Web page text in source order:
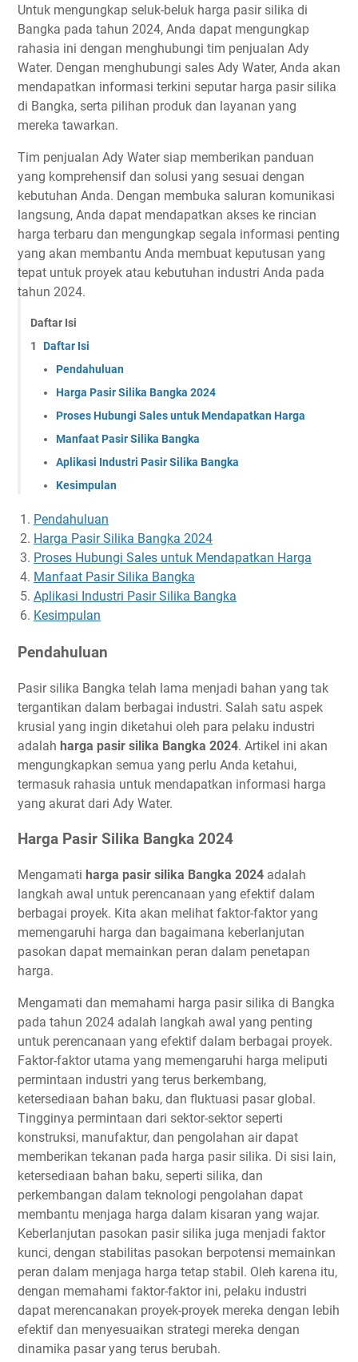
Untuk mengungkap seluk-beluk harga pasir silika di
Bangka pada tahun 2024, Anda dapat mengungkap
rahasia ini dengan menghubungi tim penjualan Ady
Water. Dengan menghubungi sales Ady Water, Anda akan
mendapatkan informasi terkini seputar harga pasir silika
di Bangka, serta pilihan produk dan layanan yang
mereka tawarkan.
Tim penjualan Ady Water siap memberikan panduan
yang komprehensif dan solusi yang sesuai dengan
kebutuhan Anda. Dengan membuka saluran komunikasi
langsung, Anda dapat mendapatkan akses ke rincian
harga terbaru dan mengungkap segala informasi penting
yang akan membantu Anda membuat keputusan yang
tepat untuk proyek atau kebutuhan industri Anda pada
tahun 2024.
Daftar Isi
Daftar Isi
Pendahuluan
Harga Pasir Silika Bangka 2024
Proses Hubungi Sales untuk Mendapatkan Harga
Manfaat Pasir Silika Bangka
Aplikasi Industri Pasir Silika Bangka
Kesimpulan
Pendahuluan
Harga Pasir Silika Bangka 2024
Proses Hubungi Sales untuk Mendapatkan Harga
Manfaat Pasir Silika Bangka
Aplikasi Industri Pasir Silika Bangka
Kesimpulan
Pendahuluan
Pasir silika Bangka telah lama menjadi bahan yang tak
tergantikan dalam berbagai industri. Salah satu aspek
krusial yang ingin diketahui oleh para pelaku industri
adalah harga pasir silika Bangka 2024. Artikel ini akan
mengungkapkan semua yang perlu Anda ketahui,
termasuk rahasia untuk mendapatkan informasi harga
yang akurat dari Ady Water.
Harga Pasir Silika Bangka 2024
Mengamati harga pasir silika Bangka 2024 adalah
langkah awal untuk perencanaan yang efektif dalam
berbagai proyek. Kita akan melihat faktor-faktor yang
memengaruhi harga dan bagaimana keberlanjutan
pasokan dapat memainkan peran dalam penetapan
harga.
Mengamati dan memahami harga pasir silika di Bangka
pada tahun 2024 adalah langkah awal yang penting
untuk perencanaan yang efektif dalam berbagai proyek.
Faktor-faktor utama yang memengaruhi harga meliputi
permintaan industri yang terus berkembang,
ketersediaan bahan baku, dan fluktuasi pasar global.
Tingginya permintaan dari sektor-sektor seperti
konstruksi, manufaktur, dan pengolahan air dapat
memberikan tekanan pada harga pasir silika. Di sisi lain,
ketersediaan bahan baku, seperti silika, dan
perkembangan dalam teknologi pengolahan dapat
membantu menjaga harga dalam kisaran yang wajar.
Keberlanjutan pasokan pasir silika juga menjadi faktor
kunci, dengan stabilitas pasokan berpotensi memainkan
peran dalam menjaga harga tetap stabil. Oleh karena itu,
dengan memahami faktor-faktor ini, pelaku industri
dapat merencanakan proyek-proyek mereka dengan lebih
efektif dan menyesuaikan strategi mereka dengan
dinamika pasar yang terus berubah.